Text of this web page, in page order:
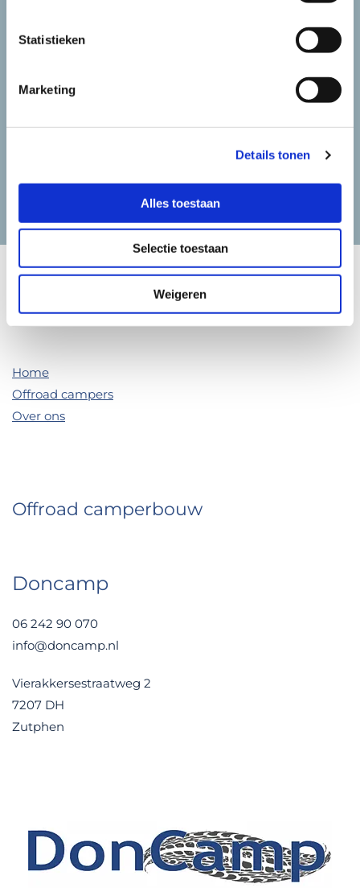
Statistieken
Marketing
Details tonen
Alles toestaan
Selectie toestaan
Weigeren
Mercedes Sprinter 313 4x4
Home
Offroad campers
Over ons
Offroad camperbouw
Doncamp
06 242 90 070
info@doncamp.nl
Vierakkersestraatweg 2
7207 DH
Zutphen